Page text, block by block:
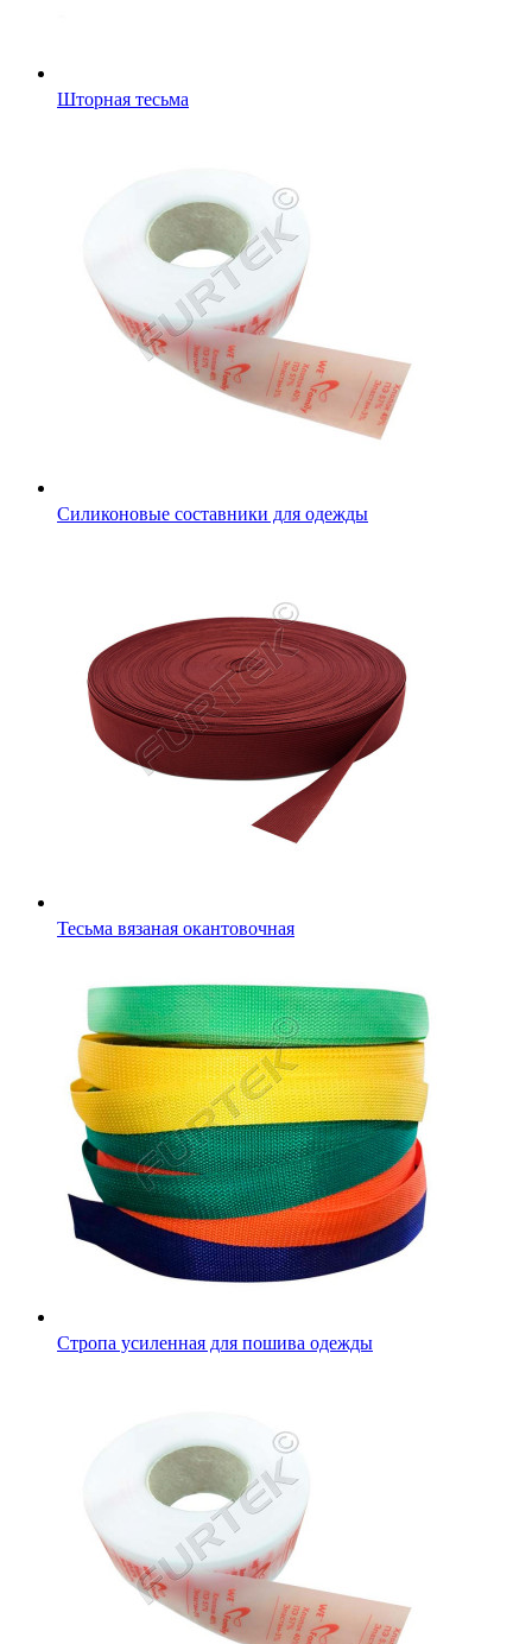
Силиконовые составники для одежды
Тесьма вязаная окантовочная
Стропа усиленная для пошива одежды
Силиконовые составники для одежды